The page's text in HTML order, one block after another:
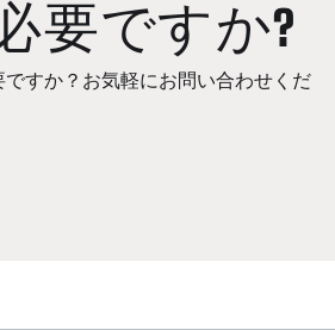
要ですか?
すか？お気軽にお問い合わせくだ